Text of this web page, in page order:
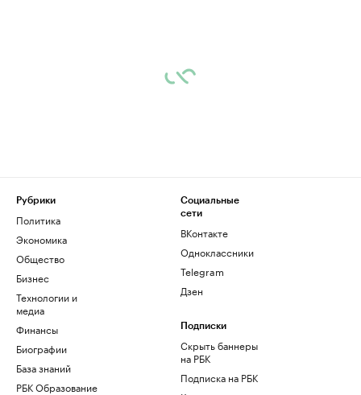
Рубрики
Политика
Экономика
Общество
Бизнес
Технологии и
медиа
Финансы
Биографии
База знаний
РБК Образование
Социальные
сети
ВКонтакте
Одноклассники
Telegram
Дзен
Подписки
Скрыть баннеры
на РБК
Подписка на РБК